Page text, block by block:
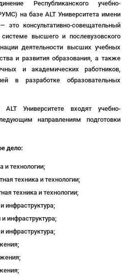
Республиканского учебно-
на базе ALT Университета имени
консультативно-совещательный
высшего и послевузовского
деятельности высших учебных
и развития образования, а также
и академических работников,
в разработке образовательных
Университете входят учебно-
направлениям подготовки
дело:
и технологии;
техника и технологии;
техника и технологии;
инфраструктура;
инфраструктура;
инфраструктура;